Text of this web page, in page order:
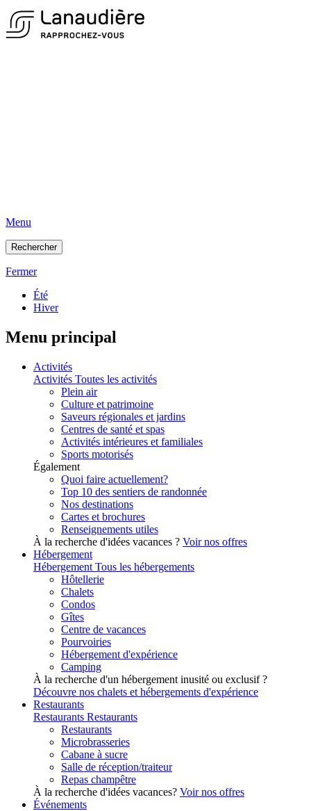
Menu
Rechercher
Fermer
Été
Hiver
Menu principal
Activités
Activités Toutes les activités
Plein air
Culture et patrimoine
Saveurs régionales et jardins
Centres de santé et spas
Activités intérieures et familiales
Sports motorisés
Également
Quoi faire actuellement?
Top 10 des sentiers de randonnée
Nos destinations
Cartes et brochures
Renseignements utiles
À la recherche d'idées vacances ? Voir nos offres
Hébergement
Hébergement Tous les hébergements
Hôtellerie
Chalets
Condos
Gîtes
Centre de vacances
Pourvoiries
Hébergement d'expérience
Camping
À la recherche d'un hébergement inusité ou exclusif ?
Découvre nos chalets et hébergements d'expérience
Restaurants
Restaurants Restaurants
Restaurants
Microbrasseries
Cabane à sucre
Salle de réception/traiteur
Repas champêtre
À la recherche d'idées vacances? Voir nos offres
Événements